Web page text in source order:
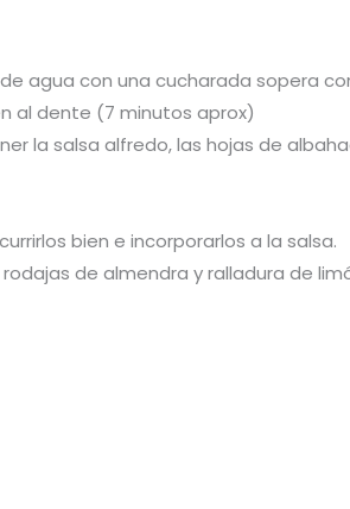
agua con una cucharada sopera
al dente (7 minutos aprox)
la salsa alfredo, las hojas de
bien e incorporarlos a la salsa.
de almendra y ralladura de